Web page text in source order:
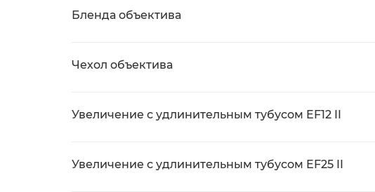
Бленда объектива
Чехол объектива
Увеличение с удлинительным тубусом EF12 II
Увеличение с удлинительным тубусом EF25 II